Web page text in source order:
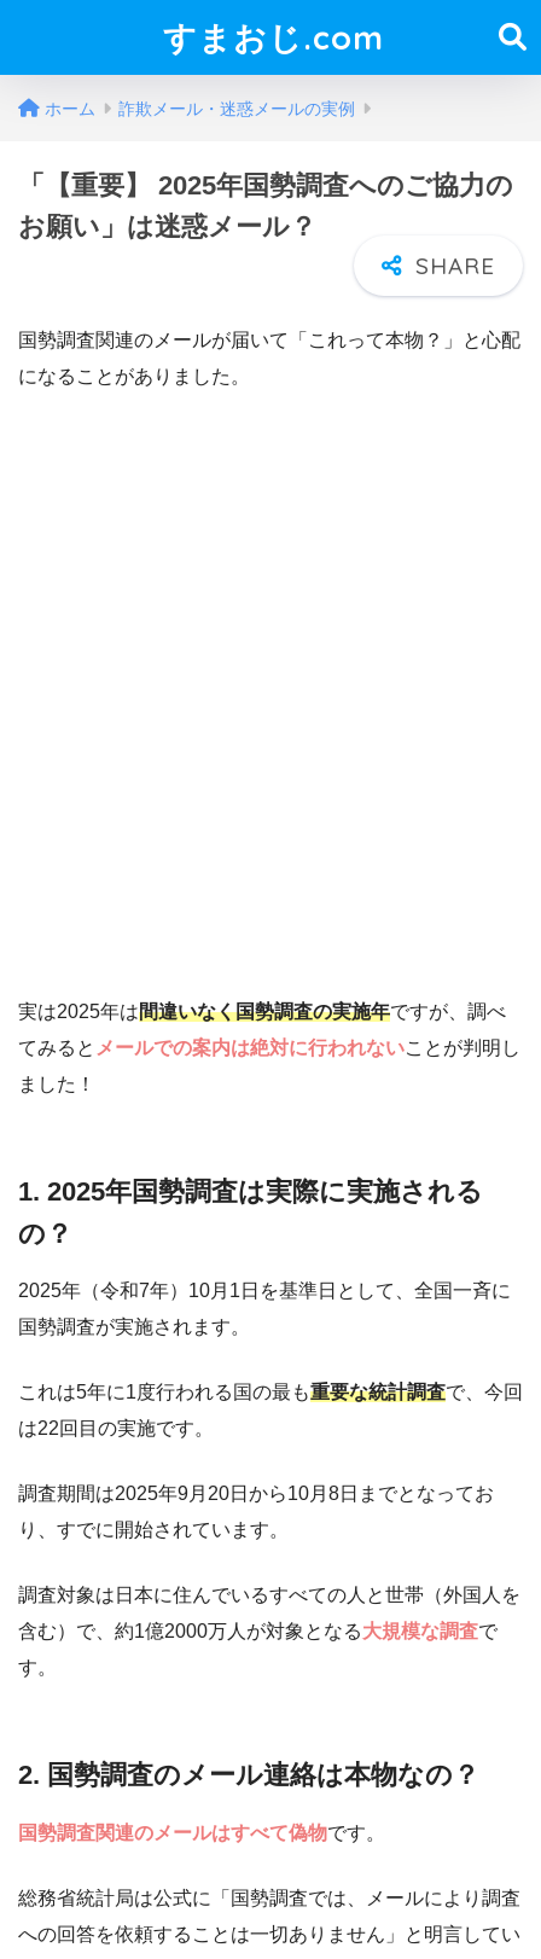
すまおじ.com
ホーム 詐欺メール・迷惑メールの実例
「【重要】 2025年国勢調査へのご協力の
お願い」は迷惑メール？
国勢調査関連のメールが届いて「これって本物？」と心配
になることがありました。
実は2025年は間違いなく国勢調査の実施年ですが、調べ
てみると メールでの案内は絶対に行われないことが判明し
ました！
1. 2025年国勢調査は実際に実施される
の？
2025年（令和7年）10月1日を基準日として、全国一斉に
国勢調査が実施されます。
これは5年に1度行われる国の最も重要な統計調査で、今回
は22回目の実施です。
調査期間は2025年9月20日から10月8日までとなってお
り、すでに開始されています。
調査対象は日本に住んでいるすべての人と世帯（外国人を
含む）で、約1億2000万人が対象となる大規模な調査で
す。
2. 国勢調査のメール連絡は本物なの？
国勢調査関連のメールはすべて偽物です。
総務省統計局は公式に「国勢調査では、メールにより調査
への回答を依頼することは一切ありません」と明言してい